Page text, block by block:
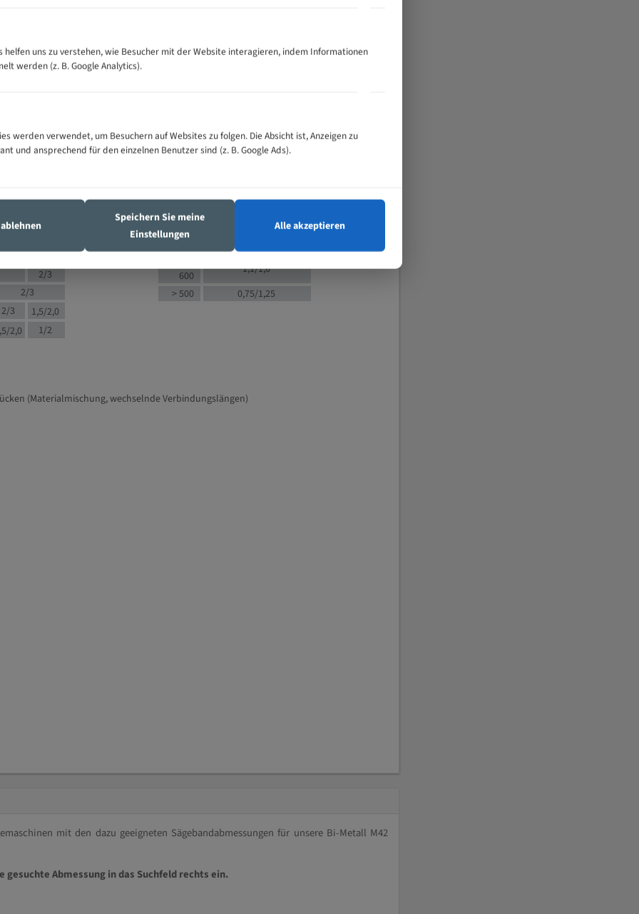
300
500
4/6
4/6
4/5
4/5
2/3
2/3
2/3
1,5/2,0
2,0 1/2
M (mm)
Zähne pro
Zoll (ZpZ))
35 - 70
5/8
130 -
350
150 -
600
1,1/1,6
> 500
0,75/1,25
(Materialmischung, wechselnde Verbindungslängen)
mit den dazu geeigneten Sägebandabmessungen für unsere Bi-Metall M42
Abmessung in das Suchfeld rechts ein.
helfen uns zu verstehen, wie Besucher mit der Website interagieren, indem Informationen
werden (z. B. Google Analytics).
werden verwendet, um Besuchern auf Websites zu folgen. Die Absicht ist, Anzeigen zu
und ansprechend für den einzelnen Benutzer sind (z. B. Google Ads).
Speichern Sie meine
Einstellungen
Alle akzeptieren